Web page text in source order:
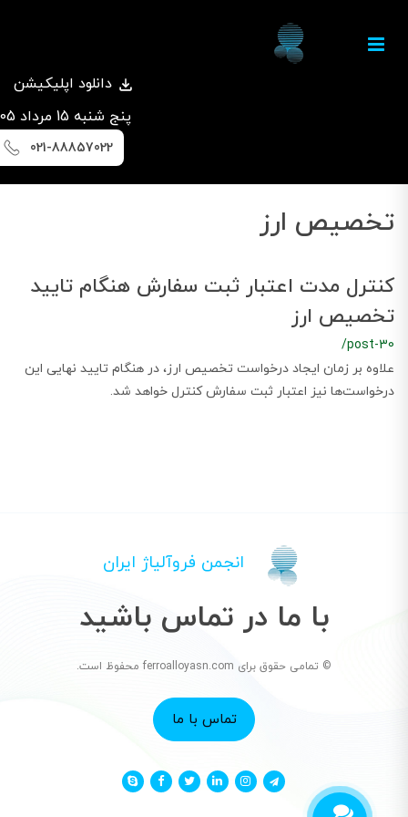
دانلود اپلیکیشن
پنج شنبه 15 مرداد 1405
021-88857022
تخصیص ارز
کنترل مدت اعتبار ثبت سفارش هنگام تایید
تخصیص ارز
/post-30
علاوه بر زمان ایجاد درخواست‌ تخصیص ارز، در هنگام تایید نهایی این
درخواست‌ها نیز اعتبار ثبت سفارش کنترل خواهد شد.
انجمن فروآلیاژ ایران
با ما در تماس باشید
© تمامی حقوق برای ferroalloyasn.com محفوظ است.
تماس با ما